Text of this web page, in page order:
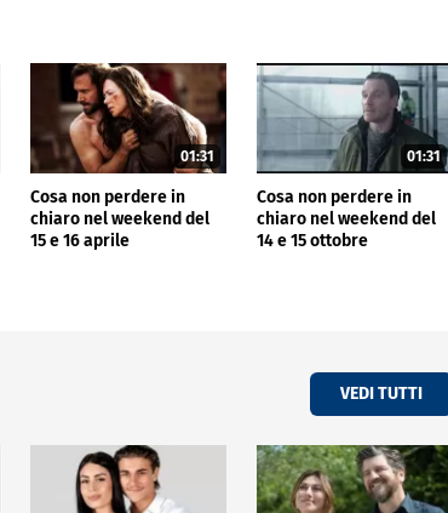
01:31
Cosa non perdere in
chiaro nel weekend del
15 e 16 aprile
01:31
Cosa non perdere in
chiaro nel weekend del
14 e 15 ottobre
VEDI TUTTI